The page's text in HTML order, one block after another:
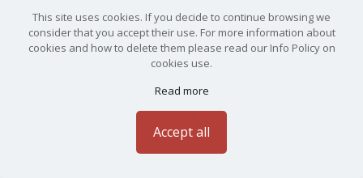
75)Deep Convective Trace Gas Transport to the UTLS: Highlighting
Remote Sensing and Modeling Challenges With ACCLIP Campaign
JOURNAL OF GEOPHYSICAL
Gurganus C., Rollins A., Waxman E., Pan LL., Smith WP.,
Tilmes S., Chin M., Bian HS., Viciani S., D’Amato F., Bianchini G.,
Barucci M., Campos T., Ullmann K., Iraci LT., Podolske JR., Davis
S., Baier BC., Barret B., Le Flochmoln E., Clerbaux C., Boynard
A., DeLone S., Bednarz E., Schwarz JP., Thornberry TD.
This site uses cookies. If you decide to continue browsing we
consider that you accept their use. For more information about
cookies and how to delete them please read our Info Policy on
cookies use.
Read more
Accept all